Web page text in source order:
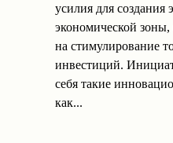
усилия для создания
экономической
на стимулирование
инвестиций.
себя такие
как...